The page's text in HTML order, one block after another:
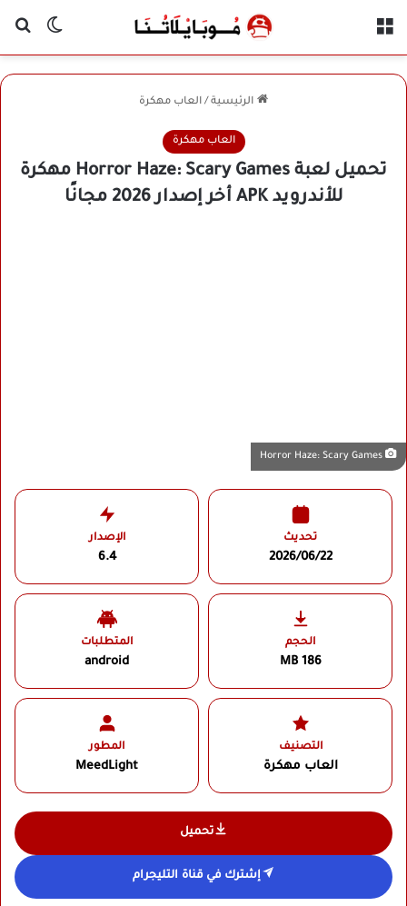
الوضع
الرئيسية / العاب مهكرة
العاب مهكرة
تحميل لعبة Horror Haze: Scary Games مهكرة
للأندرويد APK أخر إصدار 2026 مجانًا
تحديث
2026/06/22
الإصدار
6.4
الحجم
186 MB
المتطلبات
android
التصنيف
العاب مهكرة
المطور
MeedLight‏
تحميل
إشترك في قناة التليجرام